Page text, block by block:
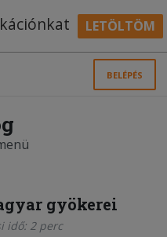
LETÖLTÖM
BELÉPÉS
gyökerei
idő: 2 perc